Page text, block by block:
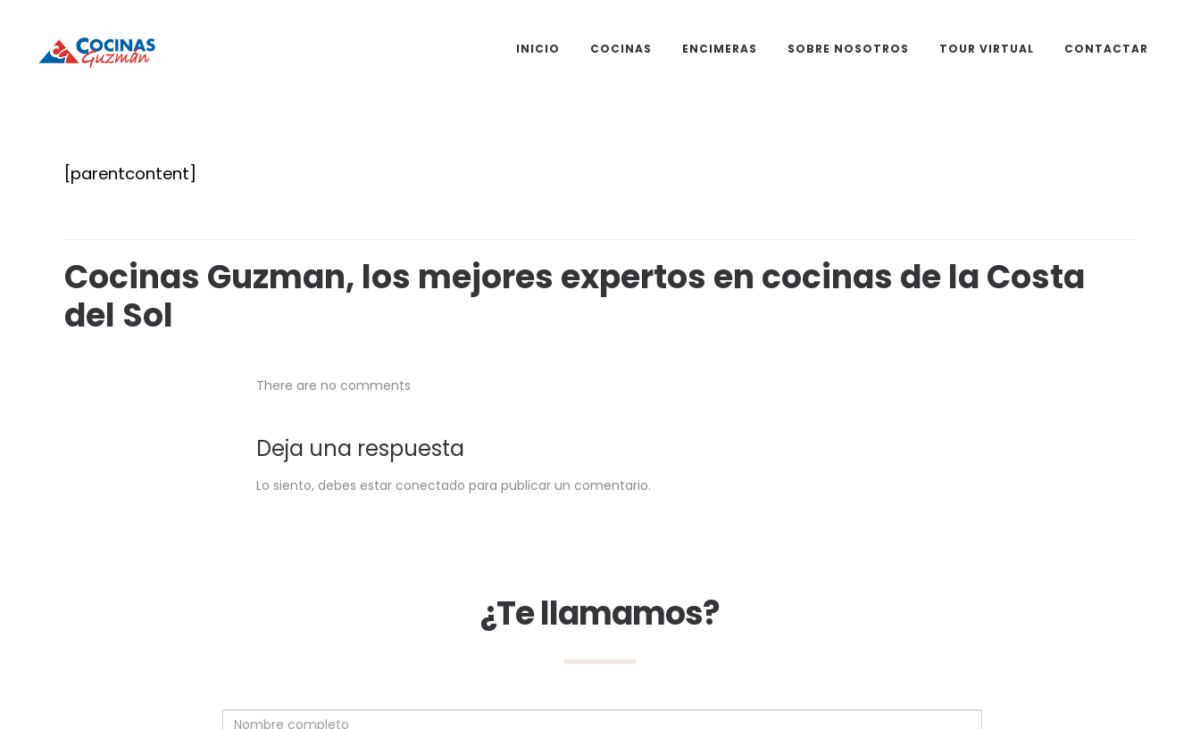
Cocinas
Cocinas INICIO COCINAS ENCIMERAS SOBRE NOSOTROS TOUR VIRTUAL CONTACTAR
[parentcontent]
Cocinas Guzman, los mejores expertos en cocinas de la Costa
del Sol
There are no comments
Deja una respuesta
Lo siento, debes estar conectado para publicar un comentario.
¿Te llamamos?
Nombre